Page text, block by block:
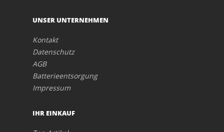
UNSER UNTERNEHMEN
Kontakt
Datenschutz
AGB
Batterieentsorgung
Impressum
IHR EINKAUF